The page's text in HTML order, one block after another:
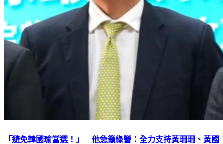
「避免韓國瑜當選！」 他急籲綠營：全力支持黃珊珊、黃國